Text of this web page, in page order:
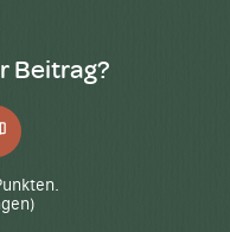
Beitrag?